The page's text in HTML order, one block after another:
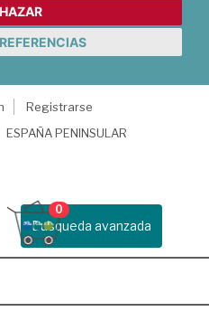
Registrarse
ESPAÑA PENINSULAR
Busqueda avanzada
0